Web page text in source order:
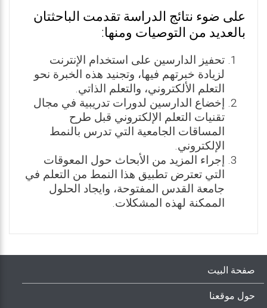
على ضوء نتائج الدراسة تقدمت الباحثتان
بالعديد من التوصيات ومنها:
تحفيز الدارسين على استخدام الإنترنت
لزيادة خبرتهم فيها، وتجنيد هذه الخبرة نحو
التعلم الألكتروني، والتعلم الذاتي.
إخضاع الدارسين لدورات تدريبية في مجال
تقنيات التعلم الإلكتروني قبل طرح
المساقات الجامعية التي تدرس بالنمط
الإلكتروني.
إجراء المزيد من الأبحاث حول المعوقات
التي تعترض تطبيق هذا النمط من التعلم في
جامعة القدس المفتوحة، وايجاد الحلول
الممكنة لهذه المشكلات.
صفحة البيت
حول موقعنا